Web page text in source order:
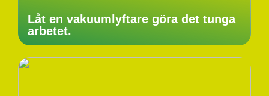
Låt en vakuumlyftare göra det tunga
arbetet.